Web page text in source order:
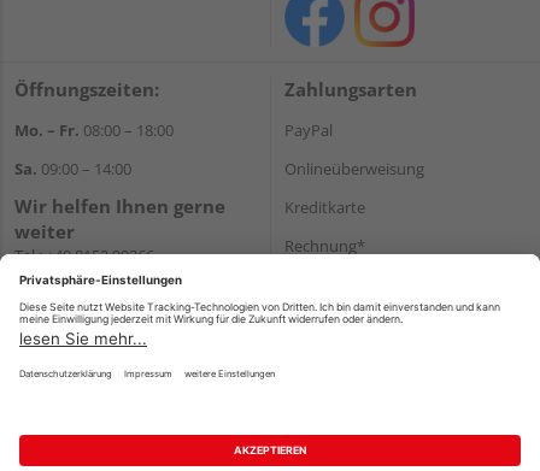
Öffnungszeiten:
Mo. – Fr. 08:00 – 18:00
Sa. 09:00 – 14:00
Wir helfen Ihnen gerne
weiter
Tel.:+49 8152 99266
E-Mail:shop@schlecht.de
Zahlungsarten
PayPal
Onlineüberweisung
Kreditkarte
Rechnung*
Versand
Impressum AGB Widerruf
Datenschutz